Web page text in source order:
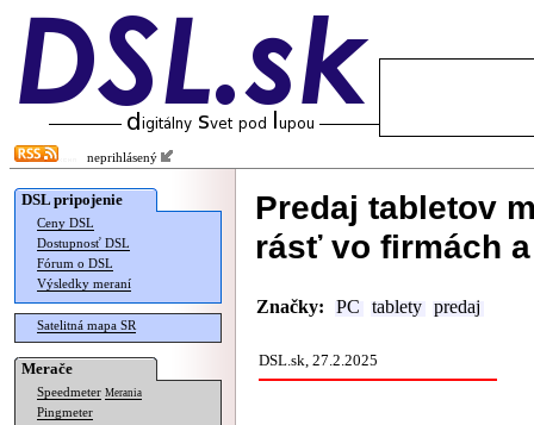
neprihlásený
DSL pripojenie
Ceny DSL
Dostupnosť DSL
Fórum o DSL
Výsledky meraní
Satelitná mapa SR
Merače
Speedmeter Merania
Pingmeter
Predaj tabletov
rásť vo firmách
Značky: PC tablety predaj
DSL.sk, 27.2.2025